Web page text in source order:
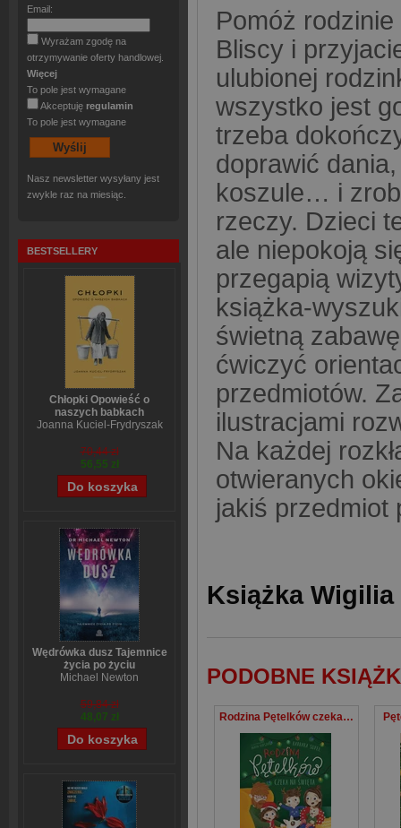
Email:
Wyrażam zgodę na
otrzymywanie oferty handlowej.
Więcej
To pole jest wymagane
Akceptuję regulamin
To pole jest wymagane
Nasz newsletter wysyłany jest
zwykle raz na miesiąc.
BESTSELLERY
Chłopki Opowieść o
naszych babkach
Joanna Kuciel-Frydryszak
70,44 zł
56,55 zł
Wędrówka dusz Tajemnice
życia po życiu
Michael Newton
59,84 zł
48,07 zł
Pomóż
Bliscy i
ulubionej
wszystko jest
trzeba
doprawić
koszule… i
rzeczy. Dzieci
ale niepokoją
przegapią
książka-
świetną
ćwiczyć
przedmiotów.
ilustracjami
Na każdej
otwieranych
jakiś przedmiot
Książka Wigilia
PODOBNE
Rodzina Pętelków czeka święta